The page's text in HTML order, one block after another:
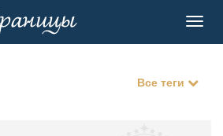
Все теги